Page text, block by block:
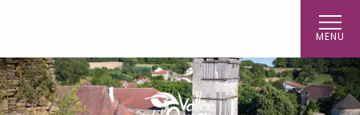
principal
MENU